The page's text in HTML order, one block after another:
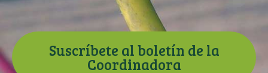
Suscríbete al boletín de la
Coordinadora